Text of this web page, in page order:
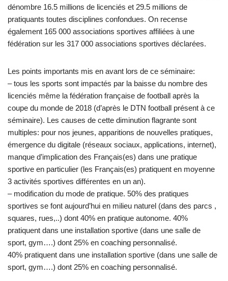
dénombre 16.5 millions de licenciés et 29.5 millions de
pratiquants toutes disciplines confondues. On recense
également 165 000 associations sportives affiliées à une
fédération sur les 317 000 associations sportives déclarées.
Les points importants mis en avant lors de ce séminaire:
– tous les sports sont impactés par la baisse du nombre des
licenciés même la fédération française de football après la
coupe du monde de 2018 (d’après le DTN football présent à ce
séminaire). Les causes de cette diminution flagrante sont
multiples: pour nos jeunes, apparitions de nouvelles pratiques,
émergence du digitale (réseaux sociaux, applications, internet),
manque d’implication des Français(es) dans une pratique
sportive en particulier (les Français(es) pratiquent en moyenne
3 activités sportives différentes en un an).
– modification du mode de pratique. 50% des pratiques
sportives se font aujourd’hui en milieu naturel (dans des parcs ,
squares, rues,..) dont 40% en pratique autonome. 40%
pratiquent dans une installation sportive (dans une salle de
sport, gym….) dont 25% en coaching personnalisé.
40% pratiquent dans une installation sportive (dans une salle de
sport, gym….) dont 25% en coaching personnalisé.